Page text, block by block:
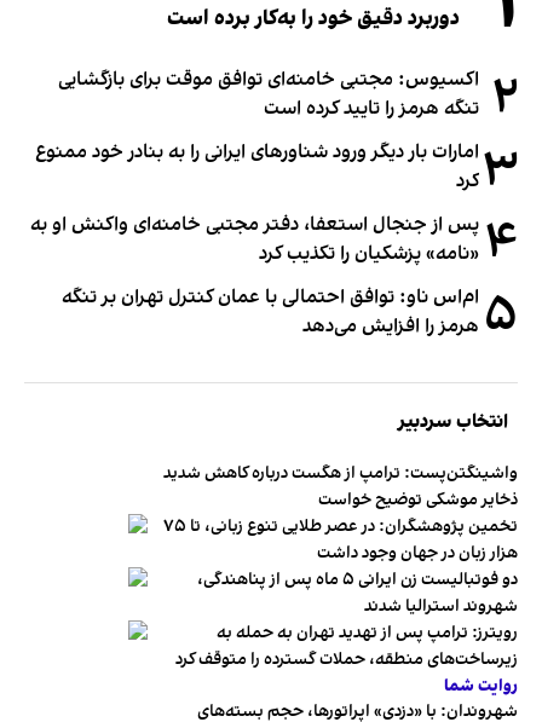
دوربرد دقیق خود را به‌کار برده است
۲ اکسیوس: مجتبی خامنه‌ای توافق موقت برای بازگشایی
تنگه هرمز را تایید کرده است
۳ امارات بار دیگر ورود شناورهای ایرانی را به بنادر خود ممنوع
کرد
۴ پس از جنجال استعفا، دفتر مجتبی خامنه‌ای واکنش او به
«نامه» پزشکیان را تکذیب کرد
۵ ام‌اس ناو: توافق احتمالی با عمان کنترل تهران بر تنگه
هرمز را افزایش می‌دهد
انتخاب سردبیر
واشینگتن‌پست: ترامپ از هگست درباره کاهش شدید
ذخایر موشکی توضیح خواست
تخمین پژوهشگران: در عصر طلایی تنوع زبانی، تا ۷۵
هزار زبان در جهان وجود داشت
دو فوتبالیست زن ایرانی ۵ ماه پس از پناهندگی،
شهروند استرالیا شدند
رویترز: ترامپ پس از تهدید تهران به حمله به
زیرساخت‌های منطقه، حملات گسترده را متوقف کرد
روایت شما
شهروندان:‌ با «دزدی» اپراتورها، حجم بسته‌های